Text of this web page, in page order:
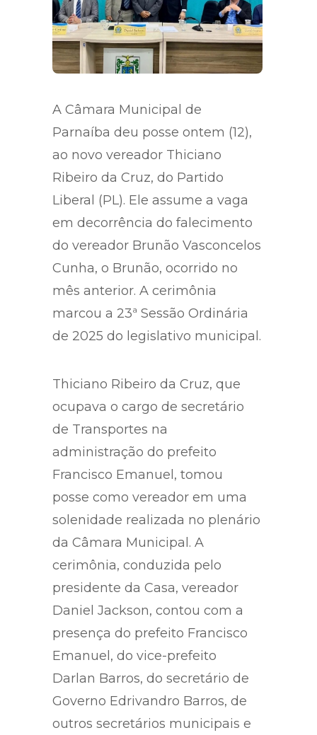
A Câmara Municipal de
Parnaíba deu posse ontem (12),
ao novo vereador Thiciano
Ribeiro da Cruz, do Partido
Liberal (PL). Ele assume a vaga
em decorrência do falecimento
do vereador Brunão Vasconcelos
Cunha, o Brunão, ocorrido no
mês anterior. A cerimônia
marcou a 23ª Sessão Ordinária
de 2025 do legislativo municipal.
Thiciano Ribeiro da Cruz, que
ocupava o cargo de secretário
de Transportes na
administração do prefeito
Francisco Emanuel, tomou
posse como vereador em uma
solenidade realizada no plenário
da Câmara Municipal. A
cerimônia, conduzida pelo
presidente da Casa, vereador
Daniel Jackson, contou com a
presença do prefeito Francisco
Emanuel, do vice-prefeito
Darlan Barros, do secretário de
Governo Edrivandro Barros, de
outros secretários municipais e